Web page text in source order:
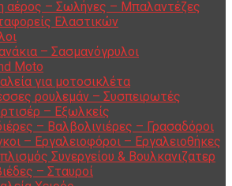
αέρος – Σωλήνες – Μπαλαντέζες
Ελαστικών
– Σασμανόγρυλοι
Moto
για μοτοσικλέτα
ρουλεμάν – Συσπειρωτές
– Εξωλκείς
– Βαλβολινιέρες – Γρασαδόροι
– Εργαλειοφόροι – Εργαλειοθήκες
Συνεργείου & Βουλκανιζατερ
– Σταυροί